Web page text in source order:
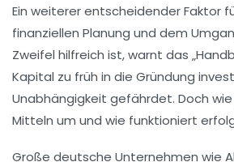
Ein weiterer entscheidender Faktor
finanziellen Planung und dem
Zweifel hilfreich ist, warnt das
Kapital zu früh in die Gründung
Unabhängigkeit gefährdet. Doch
Mitteln um und wie funktioniert
Große deutsche Unternehmen wie